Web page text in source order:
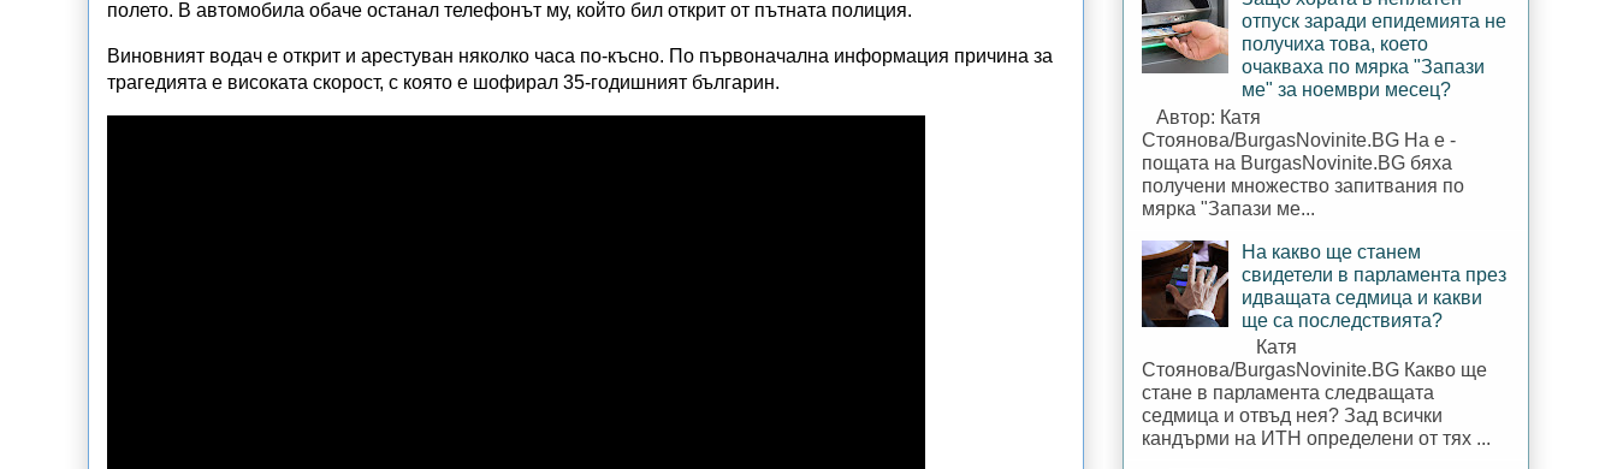
полето. В автомобила обаче останал телефонът му, който бил открит от пътната полиция.
Виновният водач е открит и арестуван няколко часа по-късно. По първоначална информация причина за
трагедията е високата скорост, с която е шофирал 35-годишният българин.
отпуск заради епидемията не
получиха това, което
очакваха по мярка "Запази
ме" за ноември месец?
Автор: Катя
Стоянова/BurgasNovinite.BG На е -
пощата на BurgasNovinite.BG бяха
получени множество запитвания по
мярка "Запази ме...
На какво ще станем
свидетели в парламента през
идващата седмица и какви
ще са последствията?
Катя
Стоянова/BurgasNovinite.BG Какво ще
стане в парламента следващата
седмица и отвъд нея? Зад всички
кандърми на ИТН определени от тях ...